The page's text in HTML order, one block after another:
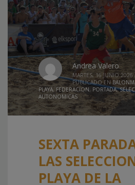
Andrea Valero
MARTES, 16 JUNIO 2026
PUBLICADO EN
PLAYA, FEDERACION, PORTADA,
AUTONOMICAS
SEXTA
LAS
PLAYA DE LA